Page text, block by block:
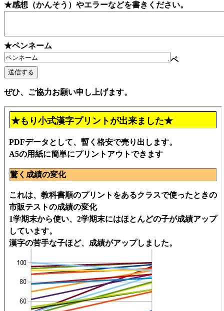
★感想（かんそう）やエラーなどを書きください。
★ペンネーム
ペ
ぜひ、ご協力お願い申し上げます。